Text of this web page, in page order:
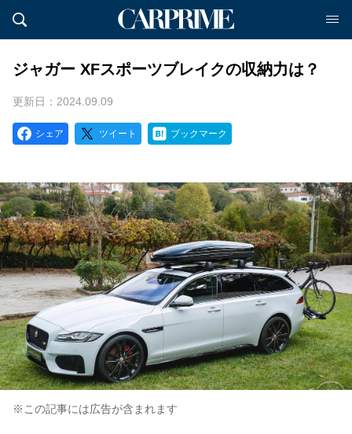
ジャガー XFスポーツブレイクの収納力は？
更新日：2024.09.09
シェア ツイート ブックマーク
※この記事には広告が含まれます